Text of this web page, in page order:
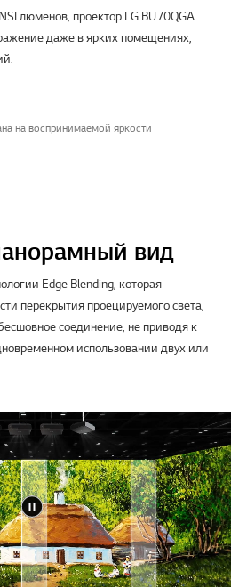
люменов, проектор LG BU70QGA
даже в ярких помещениях,
на воспринимаемой яркости
вид
Edge Blending, которая
перекрытия проецируемого света,
соединение, не приводя к
использовании двух или